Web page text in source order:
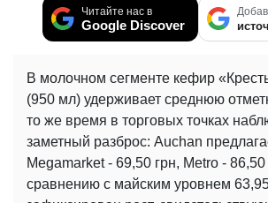
Читайте нас в
Google Discover
В молочном сегменте кефир
(950 мл) удерживает среднюю
то же время в торговых точках
заметный разброс: Auchan
Megamarket - 69,50 грн, Metro -
сравнению с майским уровнем